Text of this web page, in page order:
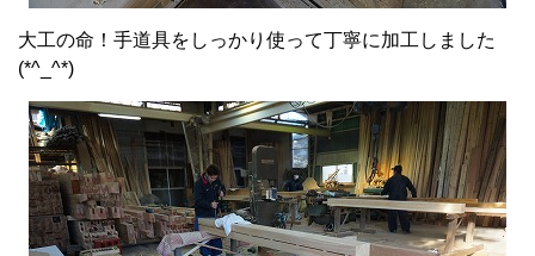
大工の命！手道具をしっかり使って丁寧に加工しました
(*^_^*)